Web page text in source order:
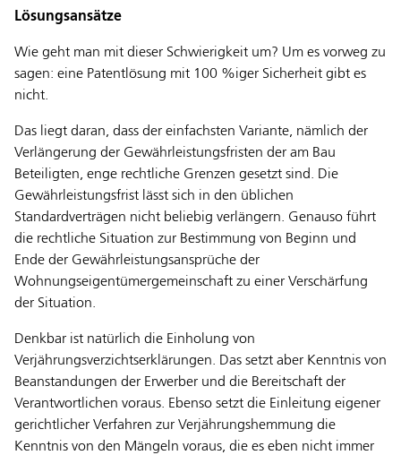
Lösungsansätze
Wie geht man mit dieser Schwierigkeit um? Um es vorweg zu
sagen: eine Patentlösung mit 100 %iger Sicherheit gibt es
nicht.
Das liegt daran, dass der einfachsten Variante, nämlich der
Verlängerung der Gewährleistungsfristen der am Bau
Beteiligten, enge rechtliche Grenzen gesetzt sind. Die
Gewährleistungsfrist lässt sich in den üblichen
Standardverträgen nicht beliebig verlängern. Genauso führt
die rechtliche Situation zur Bestimmung von Beginn und
Ende der Gewährleistungsansprüche der
Wohnungseigentümergemeinschaft zu einer Verschärfung
der Situation.
Denkbar ist natürlich die Einholung von
Verjährungsverzichtserklärungen. Das setzt aber Kenntnis von
Beanstandungen der Erwerber und die Bereitschaft der
Verantwortlichen voraus. Ebenso setzt die Einleitung eigener
gerichtlicher Verfahren zur Verjährungshemmung die
Kenntnis von den Mängeln voraus, die es eben nicht immer